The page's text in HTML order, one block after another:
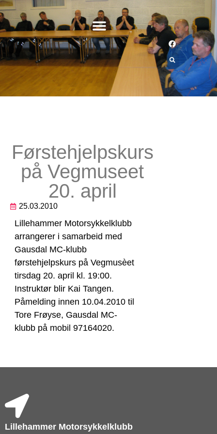
Førstehjelpskurs
på Vegmuseet
20. april
25.03.2010
Lillehammer Motorsykkelklubb
arrangerer i samarbeid med
Gausdal MC-klubb
førstehjelpskurs på Vegmusèet
tirsdag 20. april kl. 19:00.
Instruktør blir Kai Tangen.
Påmelding innen 10.04.2010 til
Tore Frøyse, Gausdal MC-
klubb på mobil 97164020.
Lillehammer Motorsykkelklubb